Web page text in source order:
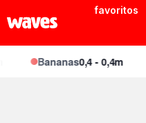
favoritos
Bananas0,4 - 0,4m